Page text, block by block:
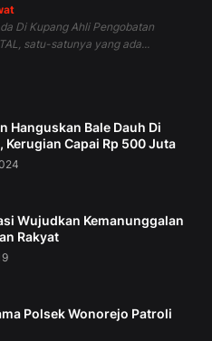
Di Kupang Ahli Pengobatan
satu-satunya yang ada...
Hanguskan Bale Dauh Di
Kerugian Capai Rp 500 Juta
Wujudkan Kemanunggalan
Rakyat
Polsek Wonorejo Patroli